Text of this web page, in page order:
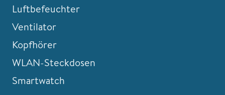
Luftbefeuchter
Ventilator
Kopfhörer
WLAN-Steckdosen
Smartwatch